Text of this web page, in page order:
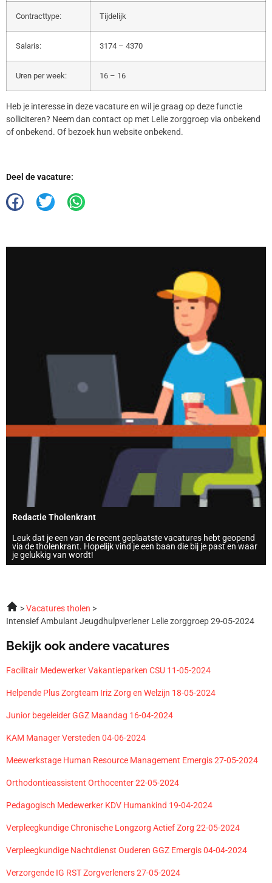
Contracttype: Tijdelijk
Salaris: 3174 – 4370
Uren per week: 16 – 16
Heb je interesse in deze vacature en wil je graag op deze functie
solliciteren? Neem dan contact op met Lelie zorggroep via onbekend
of onbekend. Of bezoek hun website onbekend.
Deel de vacature:
Redactie Tholenkrant
Leuk dat je een van de recent geplaatste vacatures hebt geopend
via de tholenkrant. Hopelijk vind je een baan die bij je past en waar
je gelukkig van wordt!
Vacatures tholen
Intensief Ambulant Jeugdhulpverlener Lelie zorggroep 29-05-2024
Bekijk ook andere vacatures
Facilitair Medewerker Vakantieparken CSU 11-05-2024
Helpende Plus Zorgteam Iriz Zorg en Welzijn 18-05-2024
Junior begeleider GGZ Maandag 16-04-2024
KAM Manager Versteden 04-06-2024
Meewerkstage Human Resource Management Emergis 27-05-2024
Orthodontieassistent Orthocenter 22-05-2024
Pedagogisch Medewerker KDV Humankind 19-04-2024
Verpleegkundige Chronische Longzorg Actief Zorg 22-05-2024
Verpleegkundige Nachtdienst Ouderen GGZ Emergis 04-04-2024
Verzorgende IG RST Zorgverleners 27-05-2024